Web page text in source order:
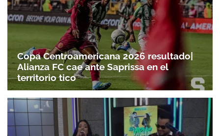
Copa Centroamericana 2026 resultado|
Alianza FC cae ante Saprissa en el
territorio tico